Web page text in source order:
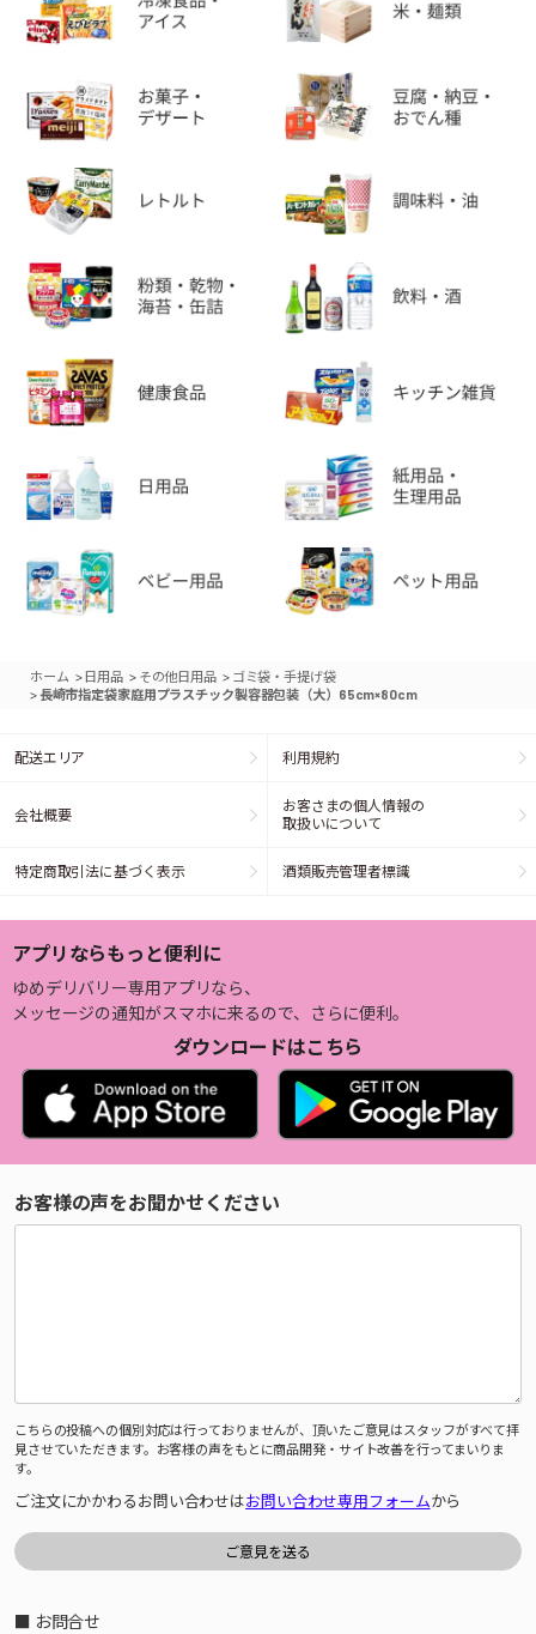
ホーム > 日用品 > その他日用品 > ゴミ袋・手提げ袋
>長崎市指定袋家庭用プラスチック製容器包装（大）65cm×80cm
配送エリア 利用規約
会社概要
お客さまの個人情報の
取扱いについて
特定商取引法に基づく表示 酒類販売管理者標識
アプリならもっと便利に
ゆめデリバリー専用アプリなら、
メッセージの通知がスマホに来るので、さらに便利。
ダウンロードはこちら
お客様の声をお聞かせください
こちらの投稿への個別対応は行っておりませんが、頂いたご意見はスタッフがすべて拝
見させていただきます。お客様の声をもとに商品開発・サイト改善を行ってまいりま
す。
ご注文にかかわるお問い合わせはお問い合わせ専用フォームから
■ お問合せ